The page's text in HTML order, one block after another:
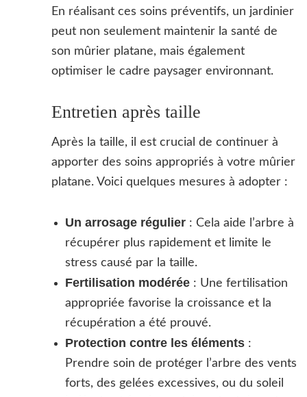
En réalisant ces soins préventifs, un jardinier
peut non seulement maintenir la santé de
son mûrier platane, mais également
optimiser le cadre paysager environnant.
Entretien après taille
Après la taille, il est crucial de continuer à
apporter des soins appropriés à votre mûrier
platane. Voici quelques mesures à adopter :
Un arrosage régulier : Cela aide l’arbre à
récupérer plus rapidement et limite le
stress causé par la taille.
Fertilisation modérée : Une fertilisation
appropriée favorise la croissance et la
récupération a été prouvé.
Protection contre les éléments :
Prendre soin de protéger l’arbre des vents
forts, des gelées excessives, ou du soleil